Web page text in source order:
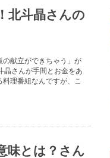
北斗晶さんの
の献立ができちゃう」が
晶さんが手間とお金をあ
理番組なんですが、こ
味とは？さん